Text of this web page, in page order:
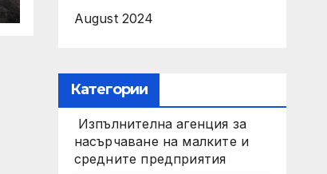
August 2024
Категории
Изпълнителна агенция за
насърчаване на малките и
средните предприятия